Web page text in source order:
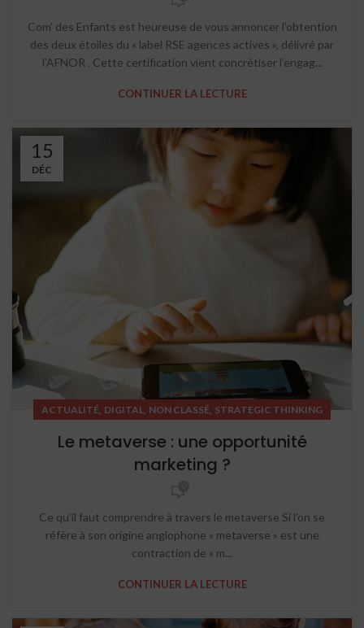
Com’ des Enfants est heureuse de vous annoncer l’obtention
des deux étoiles du « label RSE agences actives », délivré par
l’AFNOR . Cette certification vient concrétiser l’engag...
CONTINUER LA LECTURE
15
DÉC
ACTUALITÉ, DIGITAL, NON CLASSÉ, STRATEGIC THINKING
Le metaverse : une opportunité
marketing ?
Ce qu’il faut comprendre à travers le metaverse Si l’on se
réfère à son origine anglophone « metaverse » est une
contraction de « m...
CONTINUER LA LECTURE